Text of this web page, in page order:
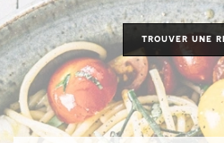
trouver une